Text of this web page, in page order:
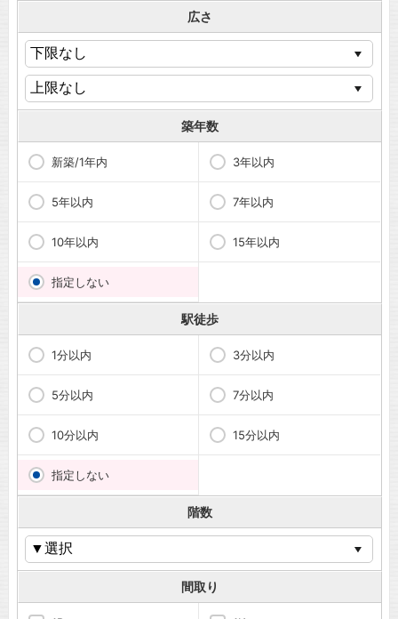
広さ
築年数
新築/1年内 3年以内
5年以内 7年以内
10年以内 15年以内
指定しない
駅徒歩
1分以内 3分以内
5分以内 7分以内
10分以内 15分以内
指定しない
階数
間取り